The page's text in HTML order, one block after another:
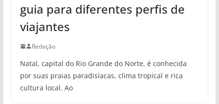
guia para diferentes perfis de
viajantes
Redação
Natal, capital do Rio Grande do Norte, é conhecida
por suas praias paradisíacas, clima tropical e rica
cultura local. Ao